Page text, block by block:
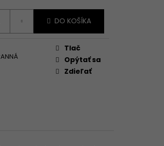
DO KOŠÍKA
Tlač
Opýtať sa
Zdieľať